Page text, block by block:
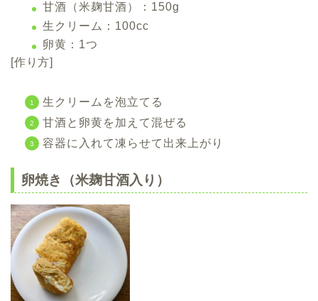
甘酒（米麹甘酒）：150g
生クリーム：100cc
卵黄：1つ
[作り方]
生クリームを泡立てる
甘酒と卵黄を加えて混ぜる
容器に入れて凍らせて出来上がり
卵焼き（米麹甘酒入り）